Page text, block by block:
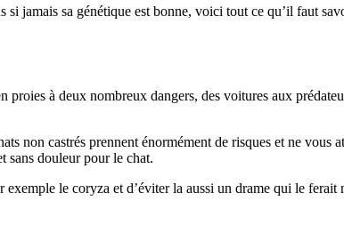
jamais sa génétique est bonne, voici tout ce qu’il faut
à deux nombreux dangers, des voitures aux
non castrés prennent énormément de risques et ne vous
sans douleur pour le chat.
le coryza et d’éviter la aussi un drame qui le